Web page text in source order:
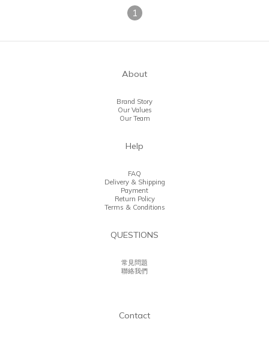
1
About
Brand Story
Our Values
Our Team
Help
FAQ
Delivery & Shipping
Payment
Return Policy
Terms & Conditions
QUESTIONS
常見問題
聯絡我們
Contact